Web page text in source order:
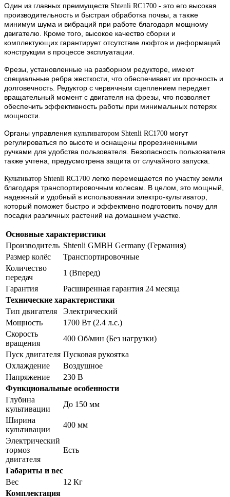
Один из главных преимуществ Shtenli RC1700 - это его высокая
производительность и быстрая обработка почвы, а также
минимум шума и вибраций при работе благодаря мощному
двигателю. Кроме того, высокое качество сборки и
комплектующих гарантирует отсутствие люфтов и деформаций
конструкции в процессе эксплуатации.
Фрезы, установленные на разборном редукторе, имеют
специальные ребра жесткости, что обеспечивает их прочность и
долговечность. Редуктор с червячным сцеплением передает
вращательный момент с двигателя на фрезы, что позволяет
обеспечить эффективность работы при минимальных потерях
мощности.
Органы управления культиватором Shtenli RC1700 могут
регулироваться по высоте и оснащены прорезиненными
ручками для удобства пользователя. Безопасность пользователя
также учтена, предусмотрена защита от случайного запуска.
Культиватор Shtenli RC1700 легко перемещается по участку земли
благодаря транспортировочным колесам. В целом, это мощный,
надежный и удобный в использовании электро-культиватор,
который поможет быстро и эффективно подготовить почву для
посадки различных растений на домашнем участке.
Основные характеристики
Производитель Shtenli GMBH Germany (Германия)
Размер колёс
Транспортировочные
Количество
передач
1 (Вперед)
Гарантия
Расширенная гарантия 24 месяца
Технические характеристики
Тип двигателя
Электрический
Мощность
1700 Вт (2.4 л.с.)
Скорость
вращения
400 Об/мин (Без нагрузки)
Пуск двигателя Пусковая рукоятка
Охлаждение
Воздушное
Напряжение
230 В
Функциональные особенности
Глубина
культивации
До 150 мм
Ширина
культивации
400 мм
Электрический
тормоз
двигателя
Есть
Габариты и вес
Вес
12 Кг
Комплектация